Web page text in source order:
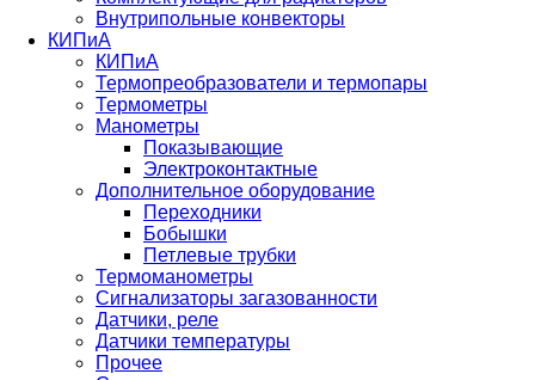
Внутрипольные конвекторы
КИПиА
КИПиА
Термопреобразователи и термопары
Термометры
Манометры
Показывающие
Электроконтактные
Дополнительное оборудование
Переходники
Бобышки
Петлевые трубки
Термоманометры
Сигнализаторы загазованности
Датчики, реле
Датчики температуры
Прочее